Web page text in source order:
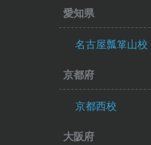
愛知県
名古屋瓢箪山校
京都府
京都西校
大阪府